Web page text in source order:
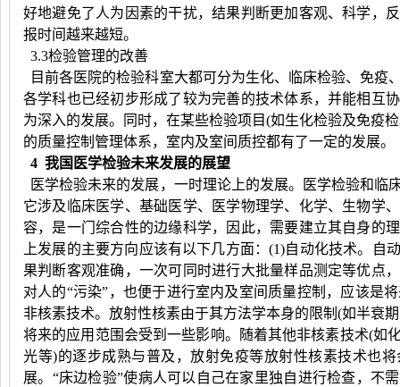
好地避免了人为因素的干扰，结果判断更加客观、科学，
报时间越来越短。
3.3检验管理的改善
目前各医院的检验科室大都可分为生化、临床检验、免疫
各学科也已经初步形成了较为完善的技术体系，并能相互
为深入的发展。同时，在某些检验项目(如生化检验及免疫
的质量控制管理体系，室内及室间质控都有了一定的发展。
4 我国医学检验未来发展的展望
医学检验未来的发展，一时理论上的发展。医学检验和临
它涉及临床医学、基础医学、医学物理学、化学、生物学
容，是一门综合性的边缘科学，因此，需要建立其自身的
上发展的主要方向应该有以下几方面：(1)自动化技术。自
果判断客观准确，一次可同时进行大批量样品测定等优点
对人的“污染”，也便于进行室内及室间质量控制，应该是
非核素技术。放射性核素由于其方法学本身的限制(如半衰
将来的应用范围会受到一些影响。随着其他非核素技术(如
光等)的逐步成熟与普及，放射免疫等放射性核素技术也
展。“床边检验”使病人可以自己在家里独自进行检查，不